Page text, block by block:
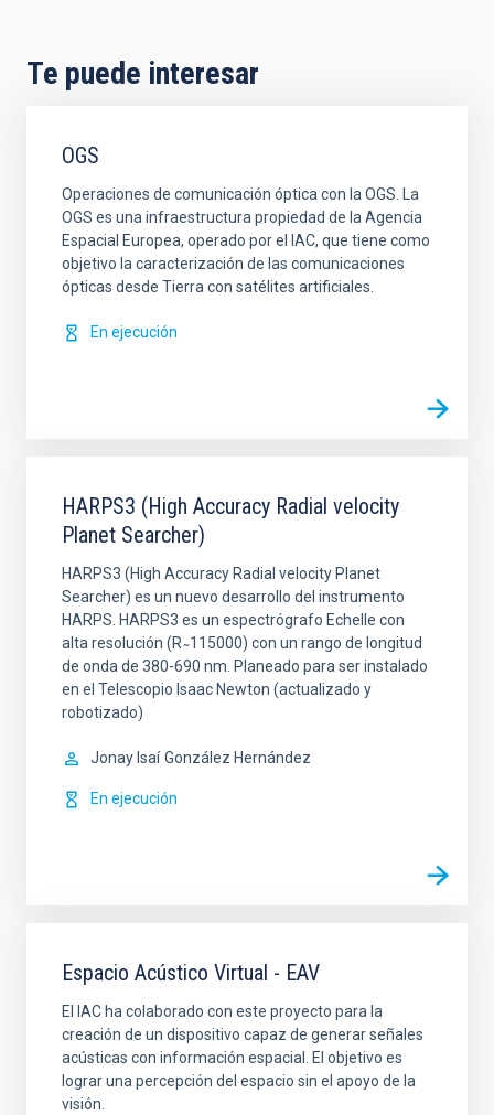
Te puede interesar
OGS
Operaciones de comunicación óptica con la OGS. La
OGS es una infraestructura propiedad de la Agencia
Espacial Europea, operado por el IAC, que tiene como
objetivo la caracterización de las comunicaciones
ópticas desde Tierra con satélites artificiales.
En ejecución
HARPS3 (High Accuracy Radial velocity
Planet Searcher)
HARPS3 (High Accuracy Radial velocity Planet
Searcher) es un nuevo desarrollo del instrumento
HARPS. HARPS3 es un espectrógrafo Echelle con
alta resolución (R ̴ 115000) con un rango de longitud
de onda de 380-690 nm. Planeado para ser instalado
en el Telescopio Isaac Newton (actualizado y
robotizado)
Jonay Isaí González Hernández
En ejecución
Espacio Acústico Virtual - EAV
El IAC ha colaborado con este proyecto para la
creación de un dispositivo capaz de generar señales
acústicas con información espacial. El objetivo es
lograr una percepción del espacio sin el apoyo de la
visión.